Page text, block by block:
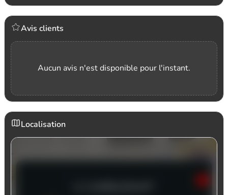
Avis clients
Aucun avis n'est disponible pour l'instant.
Localisation